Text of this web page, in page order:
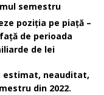
semestru
poziția pe piață –
de perioada
de lei
estimat, neauditat,
din 2022.